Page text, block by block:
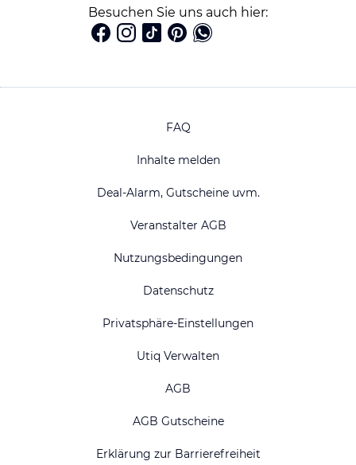
Besuchen Sie uns auch hier:
FAQ
Inhalte melden
Deal-Alarm, Gutscheine uvm.
Veranstalter AGB
Nutzungsbedingungen
Datenschutz
Privatsphäre-Einstellungen
Utiq Verwalten
AGB
AGB Gutscheine
Erklärung zur Barrierefreiheit